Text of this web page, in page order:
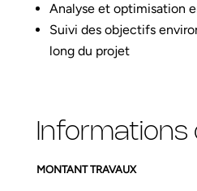
Informations
MONTANT TRAVAUX
Analyse et optimisation
Suivi des objectifs
long du projet